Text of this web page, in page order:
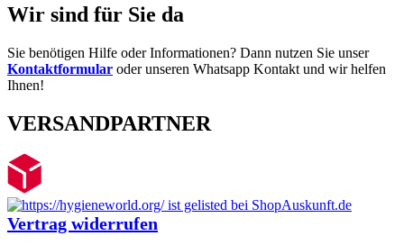
Wir sind für Sie da
Sie benötigen Hilfe oder Informationen? Dann nutzen Sie unser
Kontaktformular oder unseren Whatsapp Kontakt und wir helfen
Ihnen!
VERSANDPARTNER
Vertrag widerrufen